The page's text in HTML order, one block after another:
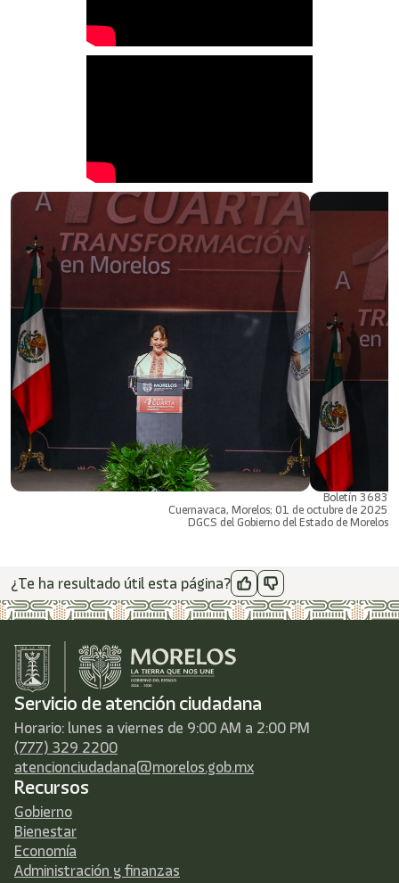
Boletín 3683
Cuernavaca, Morelos; 01 de octubre de 2025
DGCS del Gobierno del Estado de Morelos
¿Te ha resultado útil esta página?
Servicio de atención ciudadana
Horario: lunes a viernes de 9:00 AM a 2:00 PM
(777) 329 2200
atencionciudadana@morelos.gob.mx
Recursos
Gobierno
Bienestar
Economía
Administración y finanzas